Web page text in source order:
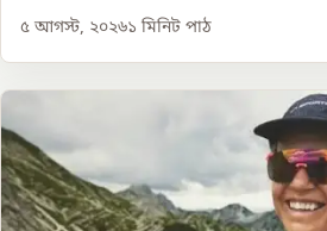
৫ আগস্ট, ২০২৬১ মিনিট পাঠ